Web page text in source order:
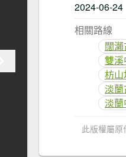
2024-06-24
相關路線
闊
雙
枋
淡
此版權屬